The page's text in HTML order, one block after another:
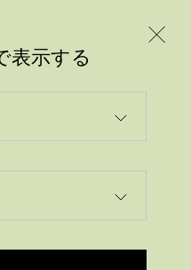
示する